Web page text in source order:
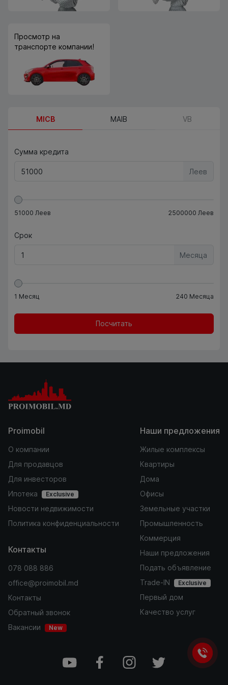
Просмотр на
транспорте компании!
MICB MAIB VB
Сумма кредита
Леев
51000 Леев 2500000 Леев
Срок
Месяца
1 Месяц 240 Месяца
Посчитать
Proimobil
О компании
Для продавцов
Для инвесторов
Ипотека
Exclusive
Новости недвижимости
Политика конфиденциальности
Наши предложения
Жилые комплексы
Квартиры
Дома
Офисы
Земельные участки
Промышленность
Коммерция
Наши предложения
Подать объявление
Trade-IN
Exclusive
Первый дом
Качество услуг
Контакты
078 088 886
office@proimobil.md
Контакты
Обратный звонок
Вакансии
New